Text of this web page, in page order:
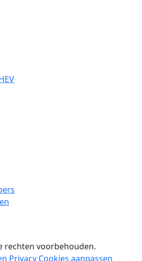
rechten voorbehouden.
Privacy Cookies aanpassen